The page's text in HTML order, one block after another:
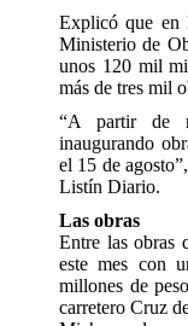
Explicó que en
Ministerio de
unos 120 mil
más de tres mil
“A partir de
inaugurando
el 15 de
Listín Diario.
Las obras
Entre las obras
este mes con
millones de
carretero Cruz